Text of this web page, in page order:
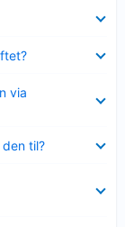
via
til?